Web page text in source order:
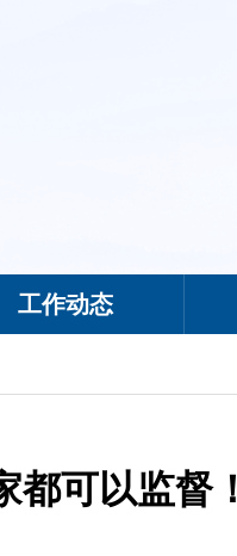
工作动态
可以监督！